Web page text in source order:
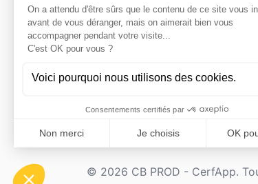
Associations Mentions
© 2026 CB PROD - CerfApp.